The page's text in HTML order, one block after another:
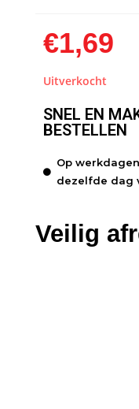
€1,69
Uitverkocht
SNEL EN
BESTELLEN
Op
dezelfde dag
Veilig